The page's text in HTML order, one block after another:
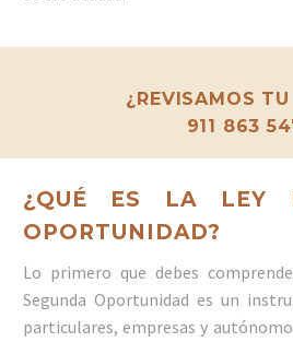
¿REVISAMOS
911 863
¿QUÉ ES LA LEY
OPORTUNIDAD?
Lo primero que debes
Segunda Oportunidad es un
particulares, empresas y